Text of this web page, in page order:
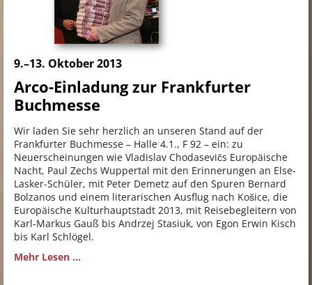
9.–13. Oktober 2013
Arco-Einladung zur Frankfurter
Buchmesse
Wir laden Sie sehr herzlich an unseren Stand auf der
Frankfurter Buchmesse – Halle 4.1., F 92 – ein: zu
Neuerscheinungen wie Vladislav Chodasevičs Europäische
Nacht, Paul Zechs Wuppertal mit den Erinnerungen an Else-
Lasker-Schüler, mit Peter Demetz auf den Spuren Bernard
Bolzanos und einem literarischen Ausflug nach Košice, die
Europäische Kulturhauptstadt 2013, mit Reisebegleitern von
Karl-Markus Gauß bis Andrzej Stasiuk, von Egon Erwin Kisch
bis Karl Schlögel.
Mehr Lesen ...